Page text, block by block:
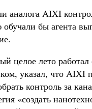
аналога AIXI
бы агента
целое лето
указал, что AIXI
контроль за
«создать